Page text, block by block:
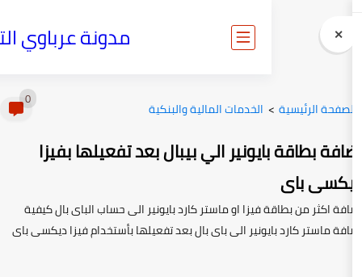
مدونة عرباوي التقنية
الخدمات المالية والبنكية
الي بيبال بعد تفعيلها بفيزا
او ماستر كارد بايونير الى حساب الباى بال كيفية
الى باى بال بعد تفعيلها بأستخدام فيزا ديكسى باى